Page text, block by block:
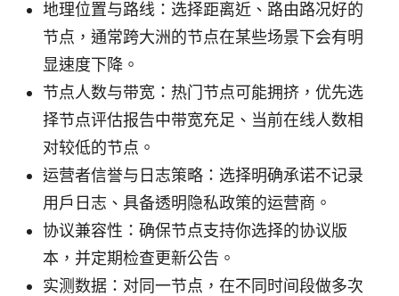
地理位置与路线：选择距离近、路由路况好的
节点，通常跨大洲的节点在某些场景下会有明
显速度下降。
节点人数与带宽：热门节点可能拥挤，优先选
择节点评估报告中带宽充足、当前在线人数相
对较低的节点。
运营者信誉与日志策略：选择明确承诺不记录
用户日志、具备透明隐私政策的运营商。
协议兼容性：确保节点支持你选择的协议版
本，并定期检查更新公告。
实测数据：对同一节点，在不同时间段做多次